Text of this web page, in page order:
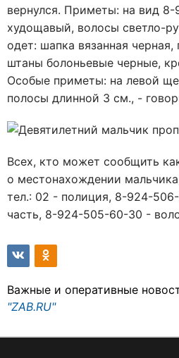
вернулся. Приметы: на вид 8-
худощавый, волосы светло-
одет: шапка вязанная
штаны болоньевые черные,
Особые приметы: на левой
полосы длинной 3 см., -
Всех, кто может сообщить
о местонахождении
тел.: 02 - полиция, 8-924-
часть, 8-924-505-60-30 -
Важные и оперативные
"ZAB.RU"